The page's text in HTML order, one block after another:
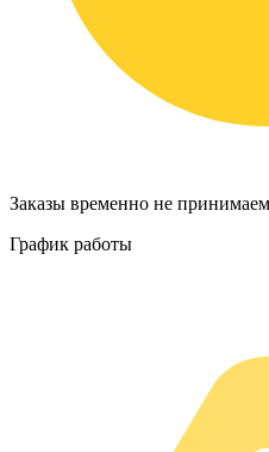
Заказы временно не принимаем
График работы